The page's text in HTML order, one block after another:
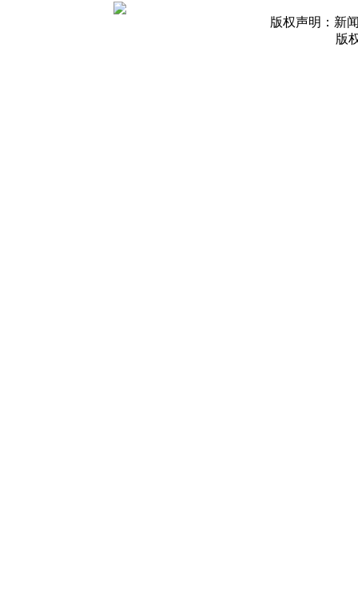
版权声明：新
版